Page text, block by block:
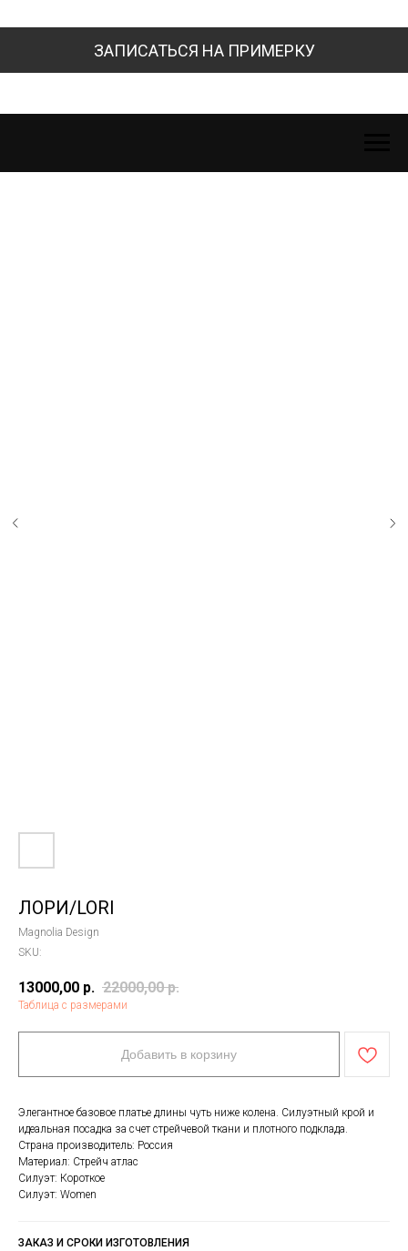
ЗАПИСАТЬСЯ НА ПРИМЕРКУ
ЛОРИ/LORI
Magnolia Design
SKU:
13000,00 р. 22000,00 р.
Таблица с размерами
Добавить в корзину
Элегантное базовое платье длины чуть ниже колена. Силуэтный крой и
идеальная посадка за счет стрейчевой ткани и плотного подклада.
Страна производитель: Россия
Материал: Стрейч атлас
Силуэт: Короткое
Силуэт: Women
ЗАКАЗ И СРОКИ ИЗГОТОВЛЕНИЯ